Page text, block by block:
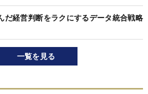
だ経営判断をラクにするデータ統合戦略
一覧を見る